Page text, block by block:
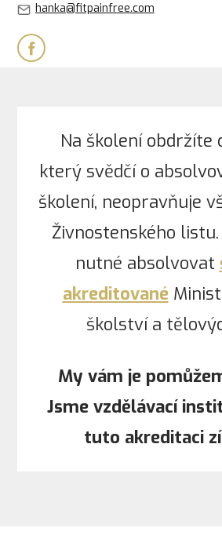
hanka@fitpainfree.com
Na školení obdržíte
který svědčí o
školení, neopravňuje
Živnostenského
nutné absolvovat
akreditované
školství a
My vám je
Jsme vzdělávací
tuto akreditaci